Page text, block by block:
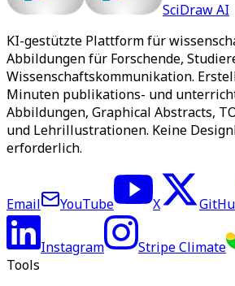
SciDraw AI
KI-gestützte Plattform für
Abbildungen für Forschende,
Wissenschaftskommunikation.
Minuten publikations- und
Abbildungen, Graphical Abstracts,
und Lehrillustrationen. Keine
erforderlich.
Email YouTube X
Instagram
Stripe Climate
Tools